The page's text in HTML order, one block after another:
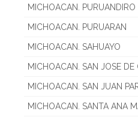
MICHOACAN. PURUANDIRO
MICHOACAN. PURUARAN
MICHOACAN. SAHUAYO
MICHOACAN. SAN JOSE DE
MICHOACAN. SAN JUAN
MICHOACAN. SANTA ANA